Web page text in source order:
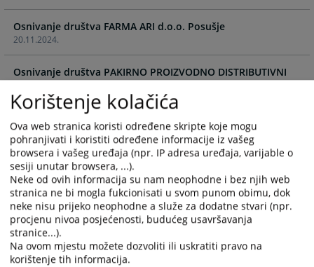
20.11.2024.
Osnivanje društva FARMA ARI d.o.o. Posušje
29.10.2024.
Osnivanje društva PAKIRNO PROIZVODNO DISTRIBUTIVNI
29.10.2024.
Osnivanje društva HERC - NEKRETNINE d.o.o.
29.10.2024.
Osnivanje društva KOREKTOR d.o.o.
29.10.2024.
Osnivanje društva TOTI d.o.o. Posušje
Korištenje kolačića
Ova web stranica koristi određene skripte koje mogu
pohranjivati i koristiti određene informacije iz vašeg
browsera i vašeg uređaja (npr. IP adresa uređaja, varijable o
sesiji unutar browsera, ...).
Neke od ovih informacija su nam neophodne i bez njih web
stranica ne bi mogla fukcionisati u svom punom obimu, dok
neke nisu prijeko neophodne a služe za dodatne stvari (npr.
procjenu nivoa posjećenosti, budućeg usavršavanja
stranice...).
Na ovom mjestu možete dozvoliti ili uskratiti pravo na
korištenje tih informacija.